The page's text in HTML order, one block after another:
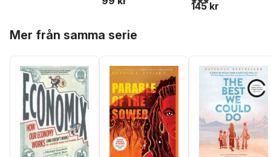
145 kr
Mer från samma serie